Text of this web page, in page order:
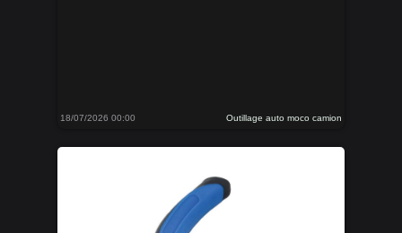
18/07/2026 00:00 Outillage auto moco camion